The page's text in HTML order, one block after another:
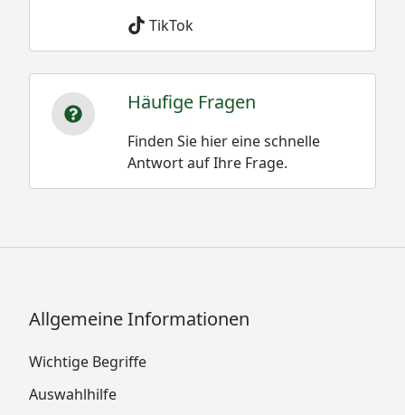
TikTok
Häufige Fragen
Finden Sie hier eine schnelle
Antwort auf Ihre Frage.
Allgemeine Informationen
Wichtige Begriffe
Auswahlhilfe